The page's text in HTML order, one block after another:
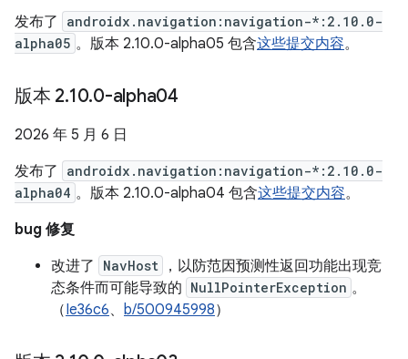
发布了
androidx.navigation:navigation-*:2.10.0-
alpha05 。版本 2.10.0-alpha05 包含这些提交内容。
版本 2.10.0-alpha04
2026 年 5 月 6 日
发布了
androidx.navigation:navigation-*:2.10.0-
alpha04 。版本 2.10.0-alpha04 包含这些提交内容。
bug 修复
改进了
NavHost
，以防范因预测性返回功能出现竞
态条件而可能导致的 NullPointerException 。
（Ie36c6、 b/500945998）